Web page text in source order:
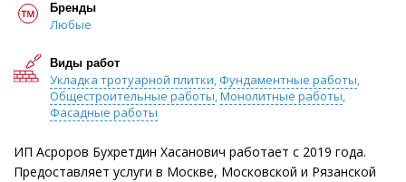
Бренды
Любые
Виды работ
Укладка тротуарной плитки, Фундаментные работы,
Общестроительные работы,Монолитные работы,
Фасадные работы
ИП Асроров Бухретдин Хасанович работает с 2019 года.
Предоставляет услуги в Москве, Московской и Рязанской